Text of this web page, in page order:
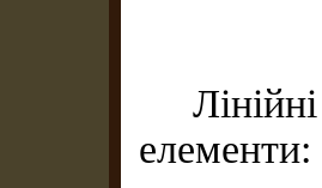
елементи: